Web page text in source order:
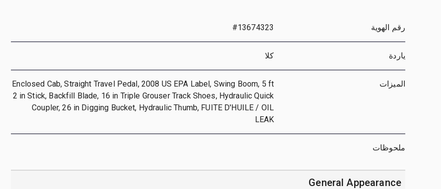
رقم الهوية #13674323
ياردة كلا
الميزات
Enclosed Cab, Straight Travel Pedal, 2008 US EPA Label, Swing Boom, 5 ft
2 in Stick, Backfill Blade, 16 in Triple Grouser Track Shoes, Hydraulic Quick
Coupler, 26 in Digging Bucket, Hydraulic Thumb, FUITE D'HUILE / OIL
LEAK
ملحوظات
General Appearance